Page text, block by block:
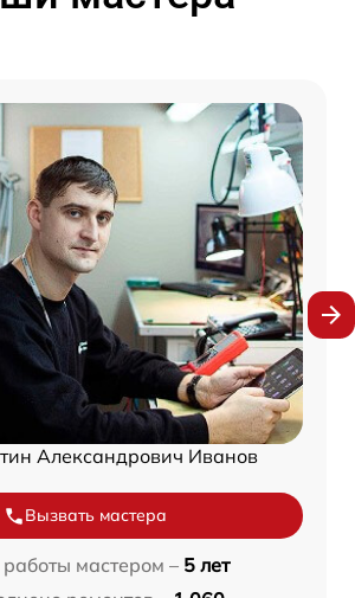
Александрович Иванов
Вызвать мастера
мастером – 5 лет